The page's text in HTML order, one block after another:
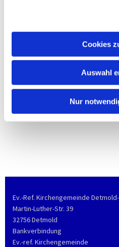
Cookies
Auswahl
Nur
Ev.-Ref. Kirchengemeinde
Martin-Luther-Str. 39
32756 Detmold
Bankverbindung
Ev.-ref. Kirchengemeinde